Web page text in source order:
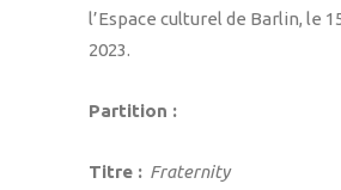
l’Espace culturel de Barlin, le
2023.
Partition :
Titre : Fraternity